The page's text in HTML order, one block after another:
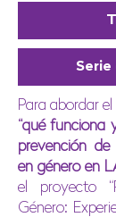
Serie
Para abordar
“qué funciona
prevención
en género en
el proyecto
Género: